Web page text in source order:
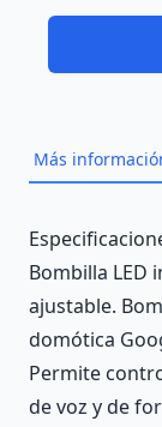
Más
Description
Bombilla LED
ajustable.
domótica
Permite
de voz y de